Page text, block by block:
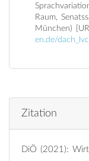
Raum,
en.de/
Zitation
DiÖ (2021):